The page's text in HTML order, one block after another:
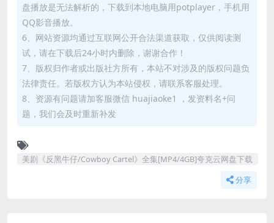
盘播放是无法解析的，下载到本地电脑用potplayer，手机用
QQ影音播放。
6、网站资源均通过互联网公开合法渠道获取，仅供阅读测
试，请在下载后24小时内删除，谢谢合作！
7、版权归作者或出版社方所有，本站不对涉及的版权问题负
法律责任。若版权方认为本站侵权，请联系客服处理。
8、资源有问题请加客服微信 huajiaoke1 ，发资料名+问
题，我们会及时重新补发
美剧《反黑牛仔/Cowboy Cartel》全集[MP4/4GB]夸克云网盘下载
分享